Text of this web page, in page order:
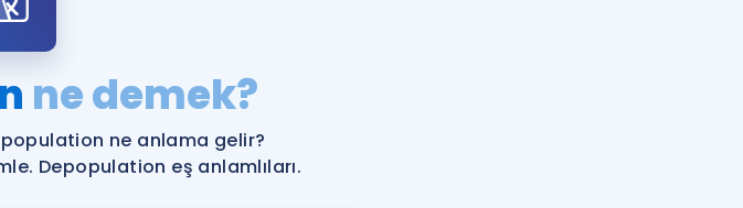
YDS ve YÖKDİL Puan Hesaplama Aracı
YDS ve YÖKDİL'e Hazırlananlar için Öneriler
Remzi Hoca ile seni sınava hazırlayacak onlarca eğitim seni bekliyor!
ne demek?
ne anlama gelir?
Depopulation eş anlamlıları.